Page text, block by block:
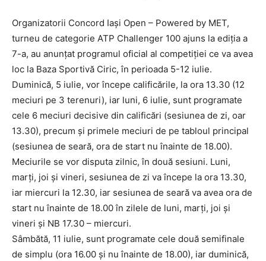
Organizatorii Concord Iași Open – Powered by MET,
turneu de categorie ATP Challenger 100 ajuns la ediția a
7-a, au anunțat programul oficial al competiției ce va avea
loc la Baza Sportivă Ciric, în perioada 5-12 iulie.
Duminică, 5 iulie, vor începe calificările, la ora 13.30 (12
meciuri pe 3 terenuri), iar luni, 6 iulie, sunt programate
cele 6 meciuri decisive din calificări (sesiunea de zi, oar
13.30), precum și primele meciuri de pe tabloul principal
(sesiunea de seară, ora de start nu înainte de 18.00).
Meciurile se vor disputa zilnic, în două sesiuni. Luni,
marți, joi și vineri, sesiunea de zi va începe la ora 13.30,
iar miercuri la 12.30, iar sesiunea de seară va avea ora de
start nu înainte de 18.00 în zilele de luni, marți, joi și
vineri și NB 17.30 – miercuri.
Sâmbătă, 11 iulie, sunt programate cele două semifinale
de simplu (ora 16.00 și nu înainte de 18.00), iar duminică,